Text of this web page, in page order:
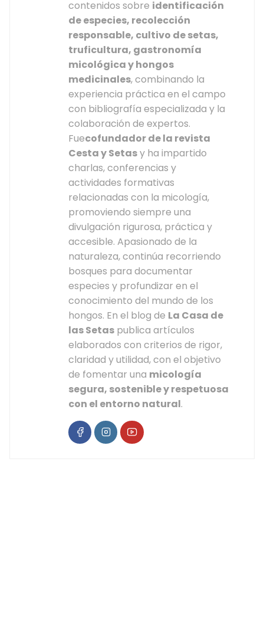
contenidos sobre identificación
de especies, recolección
responsable, cultivo de setas,
truficultura, gastronomía
micológica y hongos
medicinales, combinando la
experiencia práctica en el campo
con bibliografía especializada y la
colaboración de expertos.
Fuecofundador de la revista
Cesta y Setasy ha impartido
charlas, conferencias y
actividades formativas
relacionadas con la micología,
promoviendo siempre una
divulgación rigurosa, práctica y
accesible. Apasionado de la
naturaleza, continúa recorriendo
bosques para documentar
especies y profundizar en el
conocimiento del mundo de los
hongos. En el blog de La Casa de
las Setas publica artículos
elaborados con criterios de rigor,
claridad y utilidad, con el objetivo
de fomentar una micología
segura, sostenible y respetuosa
con el entorno natural.